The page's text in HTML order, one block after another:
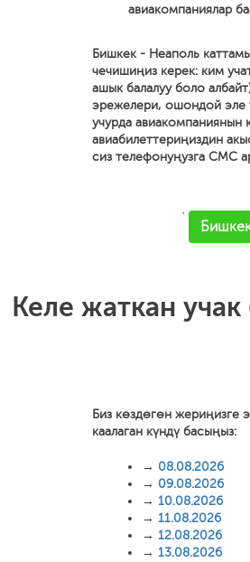
авиакомпаниялар
Бишкек - Неаполь
чечишиңиз керек: ким
ашык балалуу боло
эрежелери, ошондой эле
учурда авиакомпаниянын
авиабилеттериңиздин
сиз телефонуңузга СМС
'
Келе жаткан
Биз көздөгөн жериңизге
каалаган күндү басыңыз:
→ 08.08.2026
→ 09.08.2026
→ 10.08.2026
→ 11.08.2026
→ 12.08.2026
→ 13.08.2026